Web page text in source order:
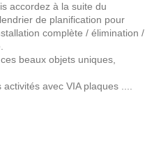
accordez à la suite du
de planification pour
complète / élimination /
beaux objets uniques,
avec VIA plaques ....